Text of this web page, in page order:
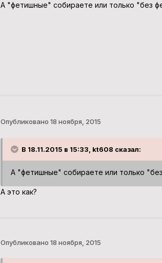
А "фетишные" собираете или только "без
Опубликовано 18 ноября, 2015
В 18.11.2015 в 15:33, kt608 сказал:
А "фетишные" собираете или только
А это как?
Опубликовано 18 ноября, 2015